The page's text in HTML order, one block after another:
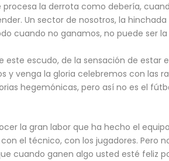
la derrota como debería,
Un sector de nosotros, la
cuando no ganamos, no puede ser
este escudo, de la sensación de
venga la gloria celebremos con las
hegemónicas, pero así no es el
la gran labor que ha hecho el
el técnico, con los jugadores. Pero
cuando ganen algo usted esté feliz